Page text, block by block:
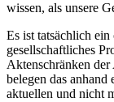
wissen, als unsere
Es ist tatsächlich ein
gesellschaftliches
Aktenschränken der
belegen das anhand
aktuellen und nicht